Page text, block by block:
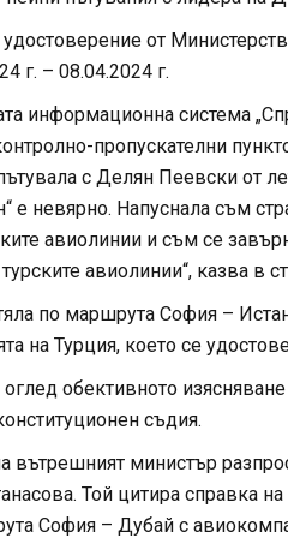
от
г. – 08.04.2024 г.
информационна система
пропускателни
с Делян Пеевски от
невярно. Напуснала съм
авиолинии и съм се
авиолинии“, казва в
по маршрута София –
на Турция, което се
обективното
съдия.
вътрешният министър
Той цитира справка
София – Дубай с